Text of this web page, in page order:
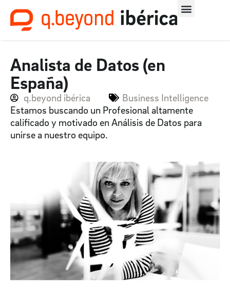
Analista de Datos (en
España)
q.beyond ibérica
Business Intelligence
Estamos buscando un Profesional altamente
calificado y motivado en Análisis de Datos para
unirse a nuestro equipo.